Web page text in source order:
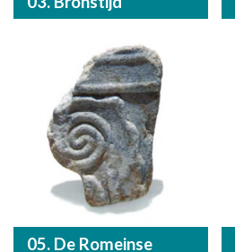
05. De Romeinse